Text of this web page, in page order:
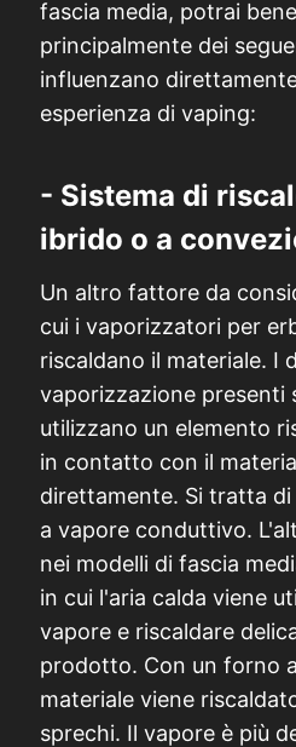
fascia media, potrai
principalmente dei
influenzano
esperienza di vaping:
- Sistema di
ibrido o a
Un altro fattore da
cui i vaporizzatori per
riscaldano il materiale. I
vaporizzazione presenti
utilizzano un elemento
in contatto con il
direttamente. Si tratta
a vapore conduttivo.
nei modelli di fascia
in cui l'aria calda viene
vapore e riscaldare
prodotto. Con un forno
materiale viene
sprechi. Il vapore è più